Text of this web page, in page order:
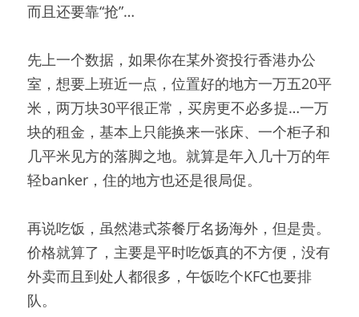
而且还要靠“抢”…
先上一个数据，如果你在某外资投行香港办公
室，想要上班近一点，位置好的地方一万五20平
米，两万块30平很正常，买房更不必多提…一万
块的租金，基本上只能换来一张床、一个柜子和
几平米见方的落脚之地。就算是年入几十万的年
轻banker，住的地方也还是很局促。
再说吃饭，虽然港式茶餐厅名扬海外，但是贵。
价格就算了，主要是平时吃饭真的不方便，没有
外卖而且到处人都很多，午饭吃个KFC也要排
队。